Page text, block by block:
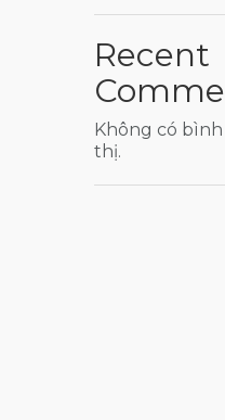
Recent
Không có
thị.